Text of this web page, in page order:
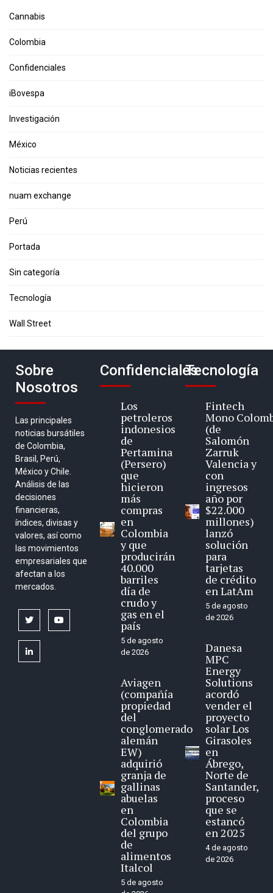
Cannabis
Colombia
Confidenciales
iBovespa
Investigación
México
Noticias recientes
nuam exchange
Perú
Portada
Sin categoría
Tecnología
Wall Street
Sobre
Nosotros
Las principales
noticias bursátiles
de Colombia,
Brasil, Perú,
México y Chile.
Análisis de las
decisiones
financieras,
índices, divisas y
valores, así como
las movimientos
empresariales que
afectan a los
mercados.
twitter
linkedin
Confidenciales
Los
petroleros
indonesios
de
Pertamina
(Persero)
que
hicieron
más
compras
en
Colombia
y que
producirán
40.000
barriles
día de
crudo y
gas en el
país
5 de agosto
de 2026
Aviagen
(compañía
propiedad
del
conglomerado
alemán
EW)
adquirió
granja de
gallinas
abuelas
en
Colombia
del grupo
de
alimentos
Italcol
5 de agosto
Tecnología
Fintech
Mono
(de
Salomón
Zarruk
Valencia y
con
ingresos
año por
$22.000
millones)
lanzó
solución
para
tarjetas
de crédito
en LatAm
5 de agosto
de 2026
Danesa
MPC
Energy
Solutions
acordó
vender el
proyecto
solar Los
Girasoles
en
Ábrego,
Norte de
Santander,
proceso
que se
estancó
en 2025
4 de agosto
de 2026